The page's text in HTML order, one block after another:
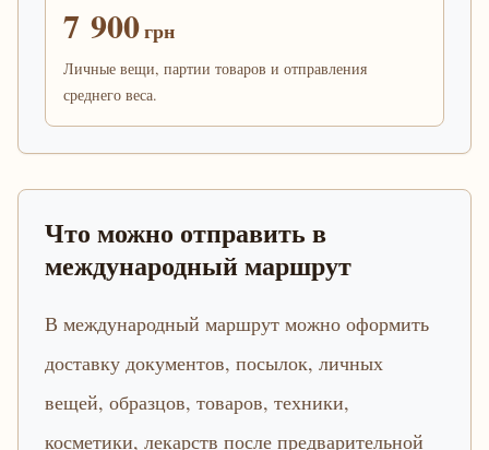
7 900грн
Личные вещи, партии товаров и отправления
среднего веса.
Что можно отправить в
международный маршрут
В международный маршрут можно оформить
доставку документов, посылок, личных
вещей, образцов, товаров, техники,
косметики, лекарств после предварительной